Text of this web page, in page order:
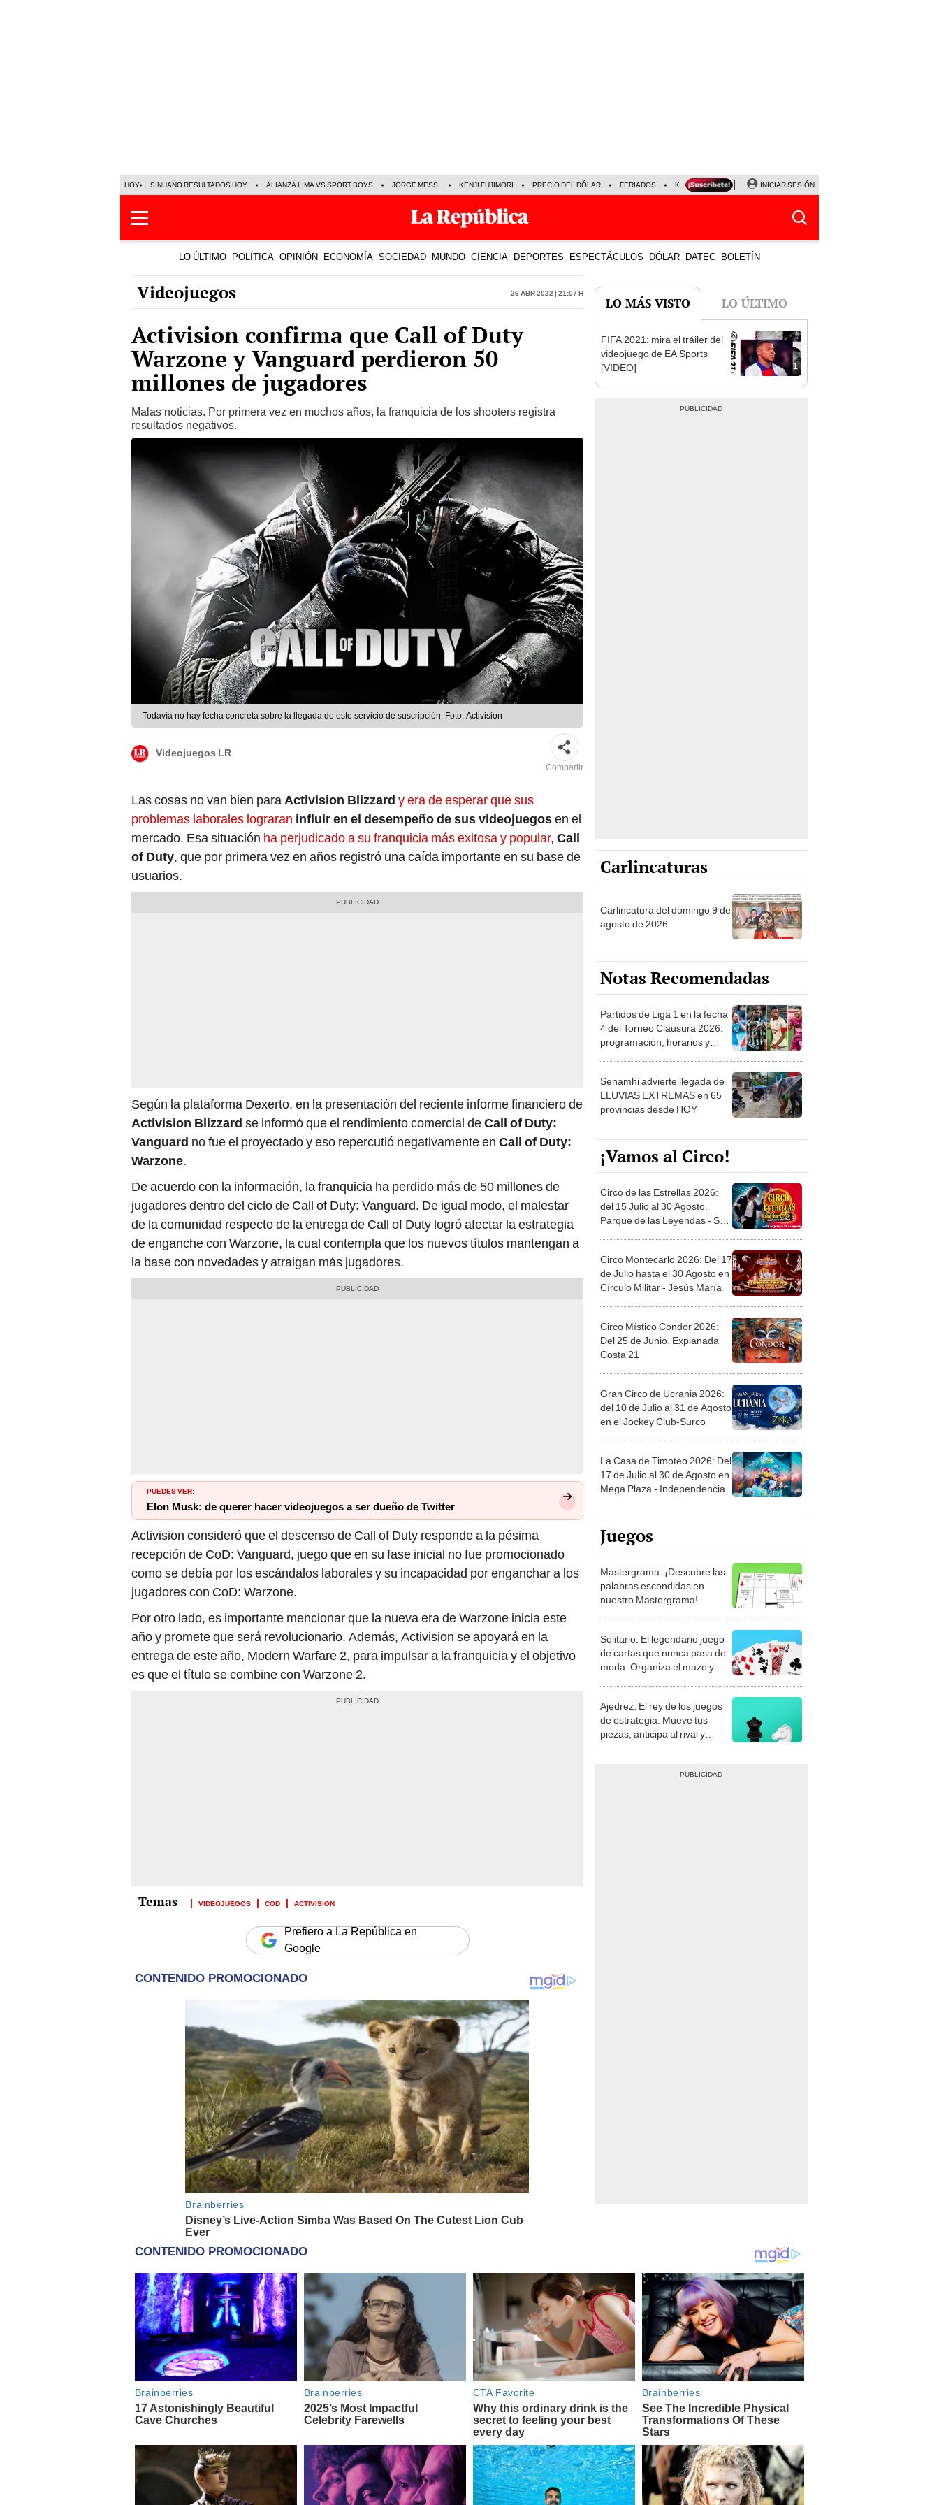
HOY SINUANO RESULTADOS HOY ALIANZA LIMA VS SPORT BOYS JORGE MESSI KENJI FUJIMORI PRECIO DEL DÓLAR FERIADOS KEIKO FUJIMORI NALDY SALDAÑA
INICIAR SESIÓN
LO ÚLTIMO POLÍTICA OPINIÓN ECONOMÍA SOCIEDAD MUNDO CIENCIA DEPORTES ESPECTÁCULOS DÓLAR DATEC BOLETÍN
Videojuegos 26 Abr 2022 | 21:07 h
Activision confirma que Call of Duty
Warzone y Vanguard perdieron 50
millones de jugadores
Malas noticias. Por primera vez en muchos años, la franquicia de los shooters registra
resultados negativos.
Todavía no hay fecha concreta sobre la llegada de este servicio de suscripción. Foto: Activision
Videojuegos LR
Compartir
Las cosas no van bien paraActivision Blizzard y era de esperar que sus
problemas laborales lograran influir en el desempeño de sus videojuegosen el
mercado. Esa situación ha perjudicado a su franquicia más exitosa y popular, Call
of Duty, que por primera vez en años registró una caída importante en su base de
usuarios.
Según la plataforma Dexerto, en la presentación del reciente informe financiero de
Activision Blizzard se informó que el rendimiento comercial deCall of Duty:
Vanguard no fue el proyectado y eso repercutió negativamente en Call of Duty:
Warzone.
De acuerdo con la información, la franquicia ha perdido más de 50 millones de
jugadores dentro del ciclo de Call of Duty: Vanguard. De igual modo, el malestar
de la comunidad respecto de la entrega de Call of Duty logró afectar la estrategia
de enganche con Warzone, la cual contempla que los nuevos títulos mantengan a
la base con novedades y atraigan más jugadores.
PUEDES VER:
Elon Musk: de querer hacer videojuegos a ser dueño de Twitter
Activision consideró que el descenso de Call of Duty responde a la pésima
recepción de CoD: Vanguard, juego que en su fase inicial no fue promocionado
como se debía por los escándalos laborales y su incapacidad por enganchar a los
jugadores con CoD: Warzone.
Por otro lado, es importante mencionar que la nueva era de Warzone inicia este
año y promete que será revolucionario. Además, Activision se apoyará en la
entrega de este año, Modern Warfare 2, para impulsar a la franquicia y el objetivo
es que el título se combine con Warzone 2.
VIDEOJUEGOS COD ACTIVISION
Prefiero a La República en
Google
LO MÁS VISTO LO ÚLTIMO
1
FIFA 2021: mira el tráiler del
videojuego de EA Sports
[VIDEO]
Carlincaturas
Carlincatura del domingo 9 de
agosto de 2026
Notas Recomendadas
Partidos de Liga 1 en la fecha
4 del Torneo Clausura 2026:
programación, horarios y
Senamhi advierte llegada de
LLUVIAS EXTREMAS en 65
provincias desde HOY
¡Vamos al Circo!
Circo de las Estrellas 2026:
del 15 Julio al 30 Agosto.
Parque de las Leyendas - San
Circo Montecarlo 2026: Del 17
de Julio hasta el 30 Agosto en
Círculo Militar - Jesús María
Circo Místico Condor 2026:
Del 25 de Junio. Explanada
Costa 21
Gran Circo de Ucrania 2026:
del 10 de Julio al 31 de Agosto
en el Jockey Club-Surco
La Casa de Timoteo 2026: Del
17 de Julio al 30 de Agosto en
Mega Plaza - Independencia
Juegos
Mastergrama: ¡Descubre las
palabras escondidas en
nuestro Mastergrama!
Solitario: El legendario juego
de cartas que nunca pasa de
moda. Organiza el mazo y
Ajedrez: El rey de los juegos
de estrategia. Mueve tus
piezas, anticipa al rival y